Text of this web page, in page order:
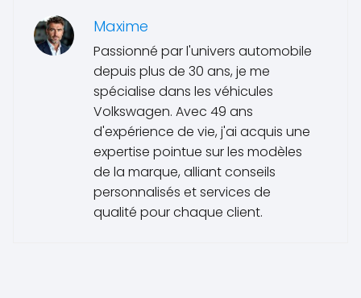
Maxime
Passionné par l'univers automobile
depuis plus de 30 ans, je me
spécialise dans les véhicules
Volkswagen. Avec 49 ans
d'expérience de vie, j'ai acquis une
expertise pointue sur les modèles
de la marque, alliant conseils
personnalisés et services de
qualité pour chaque client.